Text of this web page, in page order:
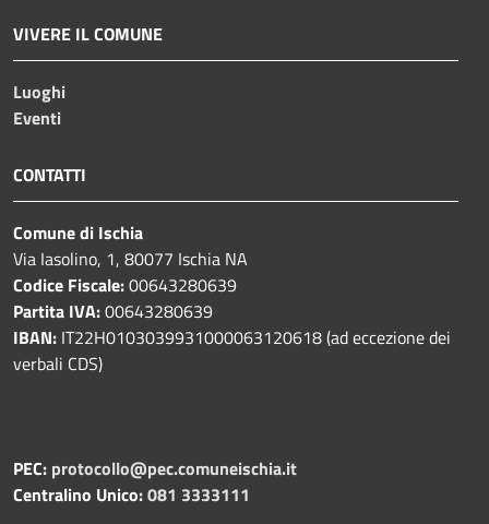
VIVERE IL COMUNE
Luoghi
Eventi
CONTATTI
Comune di Ischia
Via Iasolino, 1, 80077 Ischia NA
Codice Fiscale:00643280639
Partita IVA:00643280639
IBAN: IT22H0103039931000063120618 (ad eccezione dei
verbali CDS)
PEC: protocollo@pec.comuneischia.it
Centralino Unico:081 3333111